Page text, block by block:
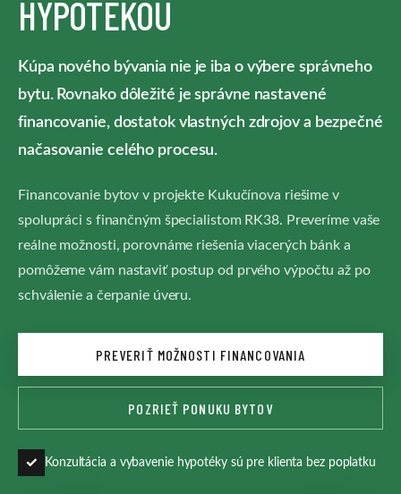
HYPOTÉKOU
Kúpa nového bývania nie je iba o výbere správneho
bytu. Rovnako dôležité je správne nastavené
financovanie, dostatok vlastných zdrojov a bezpečné
načasovanie celého procesu.
Financovanie bytov v projekte Kukučínova riešime v
spolupráci s finančným špecialistom RK38. Preveríme vaše
reálne možnosti, porovnáme riešenia viacerých bánk a
pomôžeme vám nastaviť postup od prvého výpočtu až po
schválenie a čerpanie úveru.
PREVERIŤ MOŽNOSTI FINANCOVANIA
POZRIEŤ PONUKU BYTOV
✓ Konzultácia a vybavenie hypotéky sú pre klienta bez poplatku